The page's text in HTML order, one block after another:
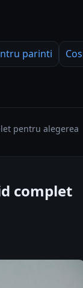
parinti
pentru alegerea
complet